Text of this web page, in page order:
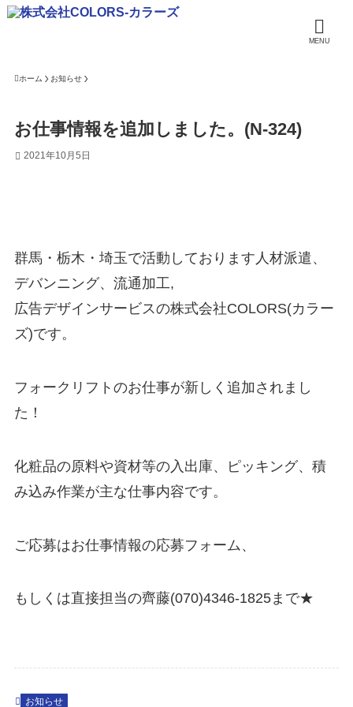
MENU
ホーム お知らせ
お仕事情報を追加しました。(N-324)
2021年10月5日
群馬・栃木・埼玉で活動しております人材派遣、
デバンニング、流通加工,
広告デザインサービスの株式会社COLORS(カラー
ズ)です。
フォークリフトのお仕事が新しく追加されまし
た！
化粧品の原料や資材等の入出庫、ピッキング、積
み込み作業が主な仕事内容です。
ご応募はお仕事情報の応募フォーム、
もしくは直接担当の齊藤(070)4346-1825まで★
お知らせ